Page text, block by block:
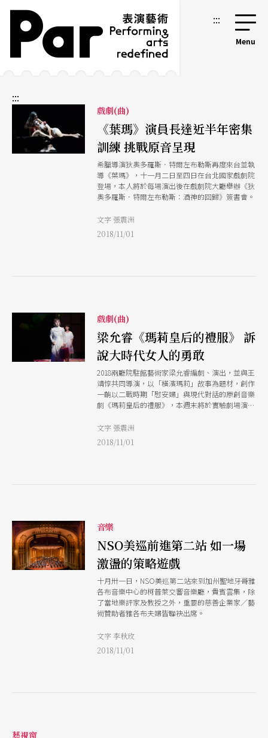
跳到主要內容區塊
網站導覽 :::
:::
戲劇(曲)
《葉瑪》演員長達近半年密集
訓練 挑戰原音呈現
希臘導演狄奧多羅斯．特爾左布勒斯再度來台並執
導《葉瑪》，十一月二日至四日在台北國家戲劇院
登場，本人將於每場演出後在戲劇院大廳舉辦《狄
奧多羅斯．特爾左布勒斯：酒神的回歸》簽書會。
文字 張震洲
2018/11/01
戲劇(曲)
梁允睿《瑪莉皇后的禮服》 訴
說大時代女人的勇敢
2018兩廳院駐館藝術家梁允睿編劇、演出，並與王
靖惇共同導演，以「橫濱瑪莉」故事為題材，創作
一齣以二戰時期「慰安婦」與現代對話的原創音樂
劇《瑪莉皇后的禮服》，本週末將於實驗劇場演
文字 張震洲
2018/11/01
音樂
NSO美巡前進第二站 如一場
激盪的策略遊戲
十月卅一日，NSO美巡第二站來到加州聖地牙哥雅
各布音樂中心的柯普萊交響音樂廳，貴賓雲集，除
了當地樂評家及教授之外，重要的慈善企業家／藝
術贊助者雅各布夫婦皆聯袂出席。
文字 李秋玫
2018/11/01
藝視窗